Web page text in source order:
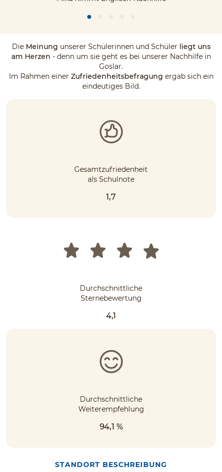
Die Meinung unserer Schülerinnen und Schüler liegt uns
am Herzen - denn um sie geht es bei unserer Nachhilfe in
Goslar.
Im Rahmen einer Zufriedenheitsbefragung ergab sich ein
eindeutiges Bild.
Gesamtzufriedenheit
als Schulnote
1,7
Durchschnittliche
Sternebewertung
4,1
Durchschnittliche
Weiterempfehlung
94,1 %
STANDORT BESCHREIBUNG